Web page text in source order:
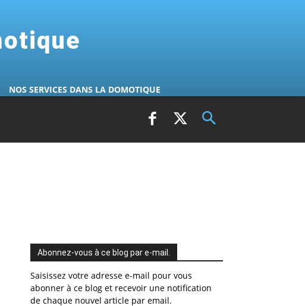
NOS SERVICES DANS LA DOMOTIQUE
Abonnez-vous à ce blog par e-mail.
Saisissez votre adresse e-mail pour vous
abonner à ce blog et recevoir une notification
de chaque nouvel article par email.